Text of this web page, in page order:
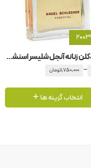
عطر ادکلن زنانه آنجل شلیسر اسنشیال
–
1,750,000تومان
انتخاب گزینه ها